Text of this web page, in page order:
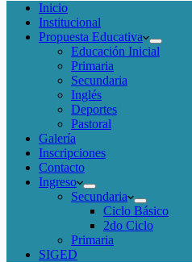
Inicio
Institucional
Propuesta Educativa
Educación Inicial
Primaria
Secundaria
Inglés
Deportes
Pastoral
Galería
Inscripciones
Contacto
Ingreso
Secundaria
Ciclo Básico
2do Ciclo
Primaria
SIGED